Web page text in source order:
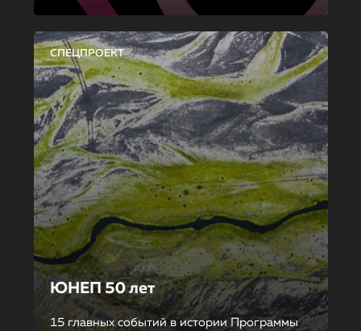
СПЕЦПРОЕКТ
ЮНЕП 50 лет
15 главных событий в истории Программы